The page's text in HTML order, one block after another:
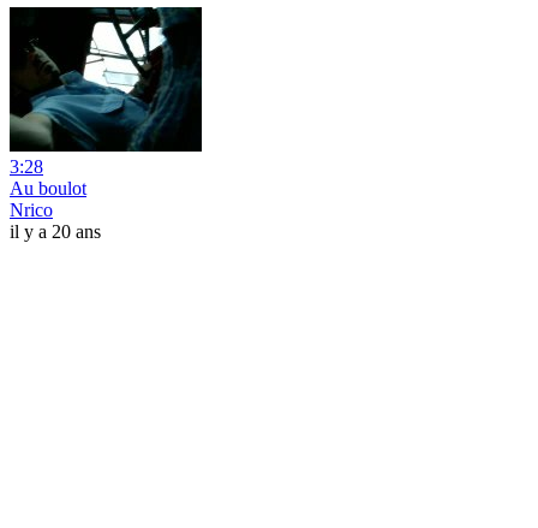
3:28
Au boulot
Nrico
il y a 20 ans